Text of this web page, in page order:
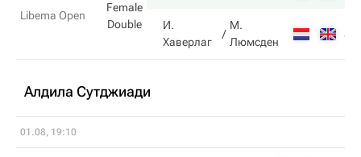
Libema Open
Female
Double
И.
Хаверлаг
М.
Люмсден
3
Алдила Сутджиади
01.08, 19:10